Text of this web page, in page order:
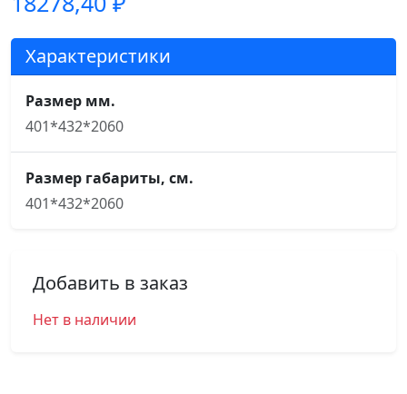
Характеристики
Размер мм.
401*432*2060
Размер габариты, см.
401*432*2060
Добавить в заказ
Нет в наличии